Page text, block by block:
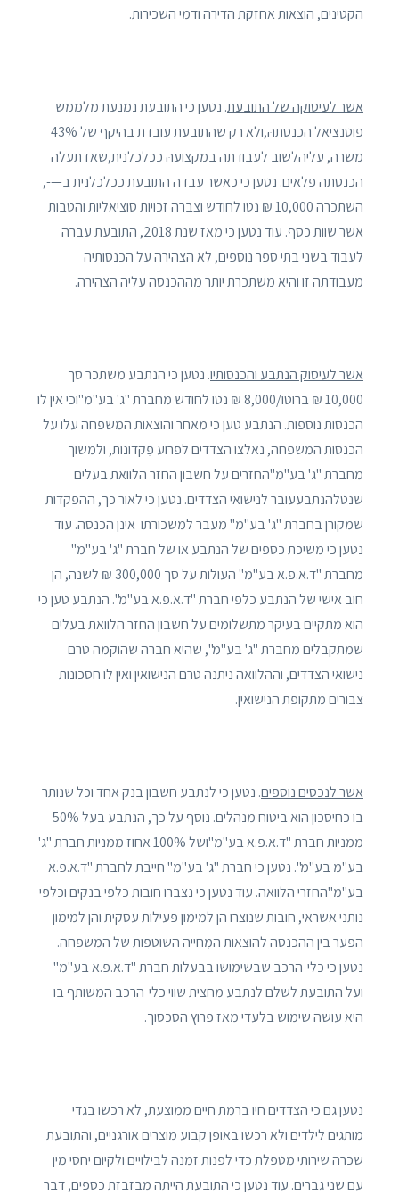
הקטינים, הוצאות אחזקת הדירה ודמי השכירות.
אשר לעיסוקה של התובעת. נטען כי התובעת נמנעת מלממש
פוטנציאל הכנסתהּ,ולא רק שהתובעת עובדת בהיקף של 43%
משרה, עליהלשוב לעבודתה במקצועהּ ככלכלנית,שאז תעלה
הכנסתה פלאים. נטען כי כאשר עבדה התובעת ככלכלנית ב—-,
השתכרה 10,000 ₪ נטו לחודש וצברה זכויות סוציאליות והטבות
אשר שוות כסף. עוד נטען כי מאז שנת 2018, התובעת עברה
לעבוד בשני בתי ספר נוספים, לא הצהירה על הכנסותיה
מעבודתה זו והיא משתכרת יותר מההכנסה עליה הצהירה.
אשר לעיסוק הנתבע והכנסותיו. נטען כי הנתבע משתכר סך
10,000 ₪ ברוטו/8,000 ₪ נטו לחודש מחברת "ג' בע"מ"וכי אין לו
הכנסות נוספות. הנתבע טען כי מאחר והוצאות המשפחה עלו על
הכנסות המשפחה, נאלצו הצדדים לפרוע פִקדונות, ולמשוך
מחברת "ג' בע"מ"החזרים על חשבון החזר הלוואת בעלים
שנטלהנתבעעובר לנישואי הצדדים. נטען כי לאור כך, ההפקדות
שמקורן בחברת "ג' בע"מ" מעבר למשכורתו אינן הכנסה. עוד
נטען כי משיכת כספים של הנתבע או של חברת "ג' בע"מ"
מחברת "ד.א.פ.א בע"מ" העולות על סך 300,000 ₪ לשנה, הן
חוב אישי של הנתבע כלפי חברת "ד.א.פ.א בע"מ". הנתבע טען כי
הוא מתקיים בעיקר מתשלומים על חשבון החזר הלוואת בעלים
שמתקבלים מחברת "ג' בע"מ", שהיא חברה שהוקמה טרם
נישואי הצדדים, וההלוואה ניתנה טרם הנישואין ואין לו חסכונות
צבורים מתקופת הנישואין.
אשר לנכסים נוספים. נטען כי לנתבע חשבון בנק אחד וכל שנותר
בו כחיסכון הוא ביטוח מנהלים. נוסף על כך, הנתבע בעל 50%
ממניות חברת "ד.א.פ.א בע"מ"ושל 100% אחוז ממניות חברת "ג'
בע"מ בע"מ". נטען כי חברת "ג' בע"מ" חייבת לחברת "ד.א.פ.א
בע"מ"החזרי הלוואה. עוד נטען כי נצברו חובות כלפי בנקים וכלפי
נותני אשראי, חובות שנוצרו הן למימון פעילות עסקית והן למימון
הפער בין ההכנסה להוצאות המִחייה השוטפות של המשפחה.
נטען כי כלי-הרכב שבשימושו בבעלות חברת "ד.א.פ.א בע"מ"
ועל התובעת לשלם לנתבע מחצית שווי כלי-הרכב המשותף בו
היא עושה שימוש בלעדי מאז פרוץ הסכסוך.
נטען גם כי הצדדים חיו ברמת חיים ממוצעת, לא רכשו בגדי
מותגים לילדים ולא רכשו באופן קבוע מוצרים אורגניים, והתובעת
שכרה שירותי מטפלת כדי לפנות זמנה לבילויים ולקיום יחסי מין
עם שני גברים. עוד נטען כי התובעת הייתה מבזבזת כספים, דבר